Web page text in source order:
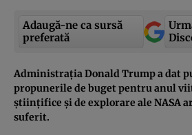
Adaugă-ne ca sursă
preferată
Administrația Donald Trump a dat
propunerile de buget pentru anul
științifice și de explorare ale NASA
suferit.